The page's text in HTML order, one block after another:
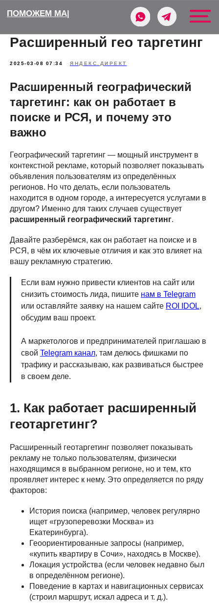
ПОМОЖЕМ
МАСШТАБИРОВАТ|
Расширенный гео таргетинг
2025-03-08 07:34 ЯНДЕКС.ДИРЕКТ
Расширенный географический
таргетинг: как он работает в
поиске и РСЯ, и почему это
важно
Географический таргетинг — мощный инструмент в
контекстной рекламе, который позволяет показывать
объявления пользователям из определённых
регионов. Но что делать, если пользователь
находится в одном городе, а интересуется услугами в
другом? Именно для таких случаев существует
расширенный географический таргетинг.
Давайте разберёмся, как он работает на поиске и в
РСЯ, в чём их ключевые отличия и как это влияет на
вашу рекламную стратегию.
Если вам нужно привести клиентов на сайт или
снизить стоимость лида, пишите нам в Telegram
или оставляйте заявку на нашем сайте ROI IDOL,
обсудим ваш проект.
А маркетологов и предпринимателей приглашаю в
свой Telegram канал, там делюсь фишками по
трафику и рассказываю, как развиваться быстрее
в своем деле.
1. Как работает расширенный
геотаргетинг?
Расширенный геотаргетинг позволяет показывать
рекламу не только пользователям, физически
находящимся в выбранном регионе, но и тем, кто
проявляет интерес к нему. Это определяется по ряду
факторов:
История поиска (например, человек регулярно
ищет «грузоперевозки Москва» из
Екатеринбурга).
Геоориентированные запросы (например,
«купить квартиру в Сочи», находясь в Москве).
Локация устройства (если человек недавно был
в определённом регионе).
Поведение в картах и навигационных сервисах
(строил маршрут, искал адреса и т. д.).